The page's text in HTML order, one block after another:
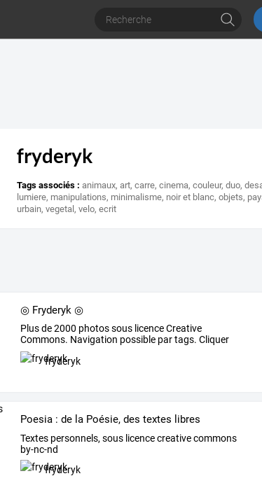
fryderyk
Tags associés : animaux,art,carre,cinema,couleur,duo,
lumiere, manipulations, minimalisme, noir et blanc,objets,
urbain,vegetal,velo,ecrit
◎ Fryderyk ◎
Plusde2000 photossouslicenceCreative
Commons. Navigation possiblepartags. Cliquer
sur
fryderyk
Poesia : de la Poésie, des textes libres
Textes personnels, sous licence creative commons
by-nc-nd
fryderyk